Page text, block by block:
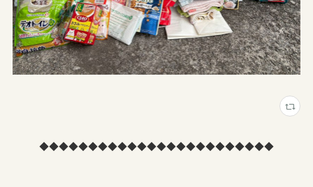
◆◆◆◆◆◆◆◆◆◆◆◆◆◆◆◆◆◆◆◆◆◆◆◆